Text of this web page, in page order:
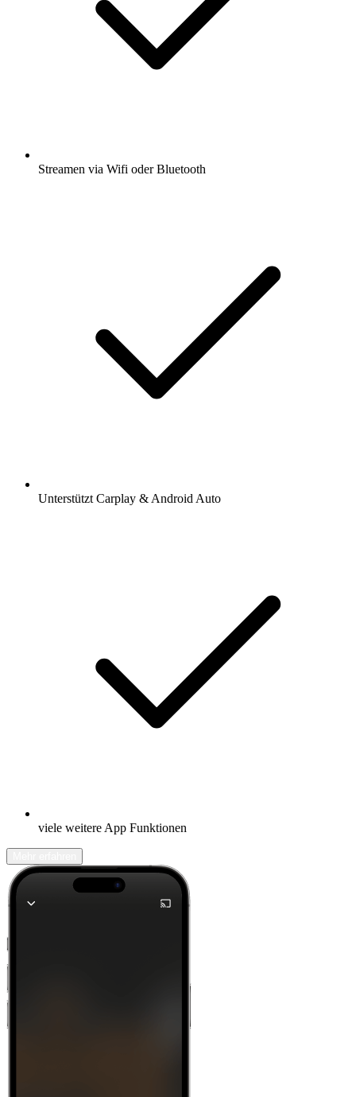
Streamen via Wifi oder Bluetooth
Unterstützt Carplay & Android Auto
viele weitere App Funktionen